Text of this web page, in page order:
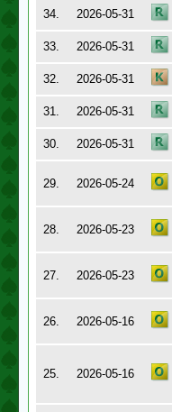
34.
2026-05-31
33.
2026-05-31
32.
2026-05-31
31.
2026-05-31
30.
2026-05-31
29. 2026-05-24
28. 2026-05-23
27. 2026-05-23
26. 2026-05-16
25. 2026-05-16